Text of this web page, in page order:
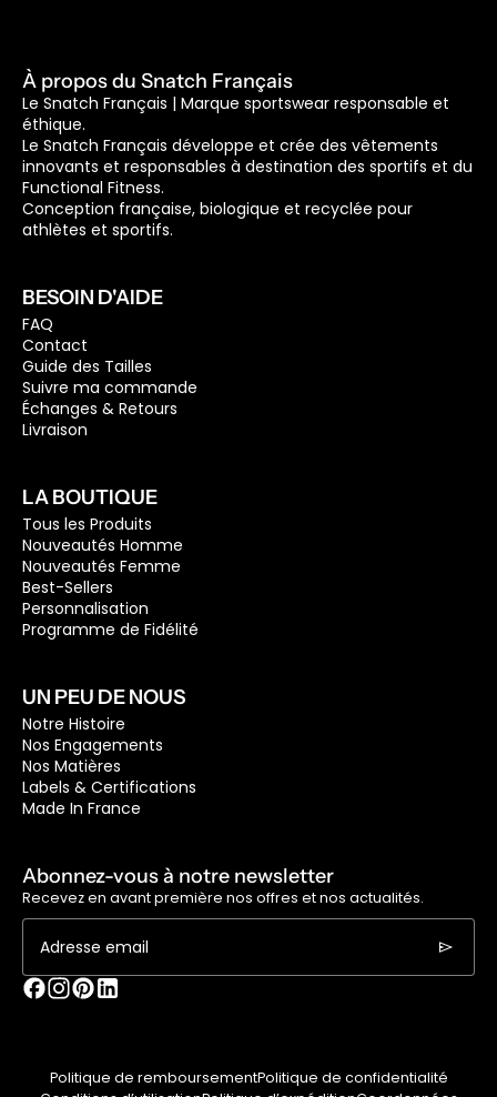
À propos du Snatch Français
Le Snatch Français | Marque sportswear responsable et
éthique.
Le Snatch Français développe et crée des vêtements
innovants et responsables à destination des sportifs et du
Functional Fitness.
Conception française, biologique et recyclée pour
athlètes et sportifs.
BESOIN D'AIDE
FAQ
Contact
Guide des Tailles
Suivre ma commande
Échanges & Retours
Livraison
LA BOUTIQUE
Tous les Produits
Nouveautés Homme
Nouveautés Femme
Best-Sellers
Personnalisation
Programme de Fidélité
UN PEU DE NOUS
Notre Histoire
Nos Engagements
Nos Matières
Labels & Certifications
Made In France
Adresse email send
Recevez en avant première nos offres et nos actualités.
Abonnez-vous à notre newsletter
Politique de remboursementPolitique de confidentialité